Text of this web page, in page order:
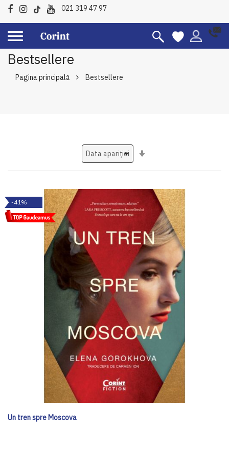
021 319 47 97
Bestsellere
Pagina principală Bestsellere
-41%
Un tren spre Moscova